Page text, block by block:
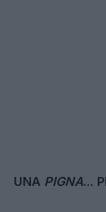
UNA PIGNA...